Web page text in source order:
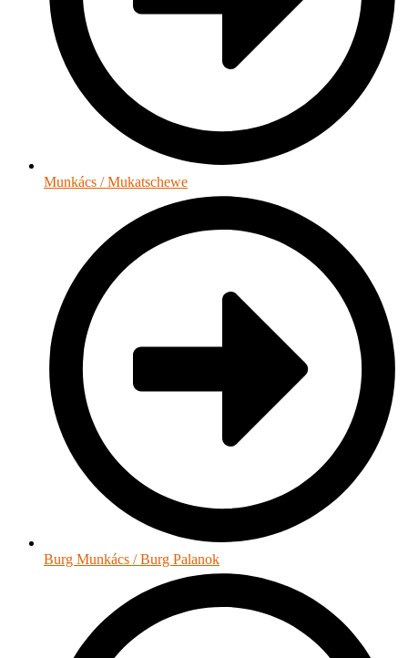
Munkács / Mukatschewe
Burg Munkács / Burg Palanok